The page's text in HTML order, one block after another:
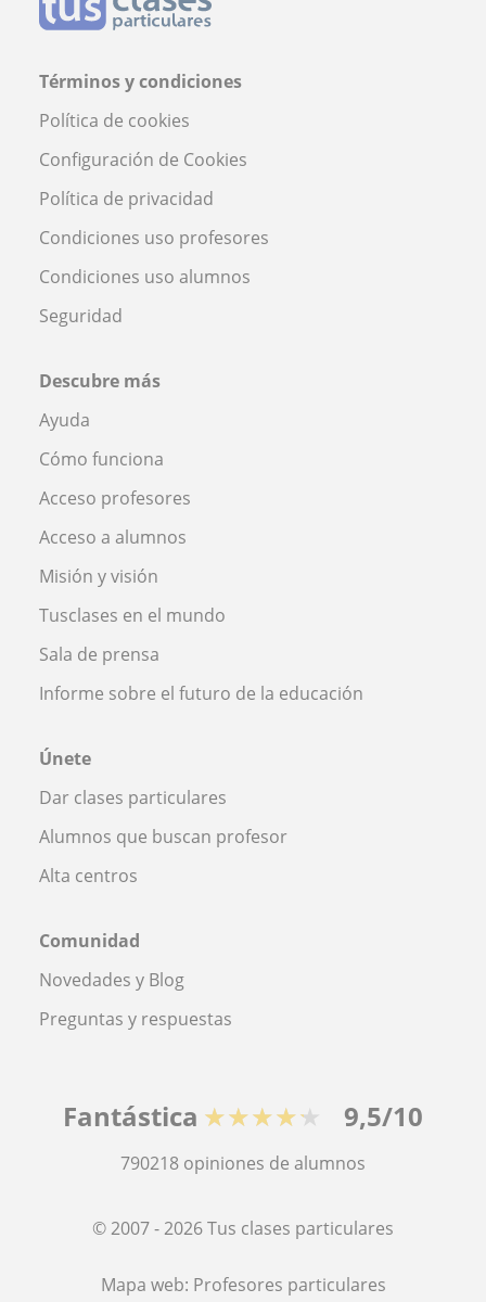
Términos y condiciones
Política de cookies
Configuración de Cookies
Política de privacidad
Condiciones uso profesores
Condiciones uso alumnos
Seguridad
Descubre más
Ayuda
Cómo funciona
Acceso profesores
Acceso a alumnos
Misión y visión
Tusclases en el mundo
Sala de prensa
Informe sobre el futuro de la educación
Únete
Dar clases particulares
Alumnos que buscan profesor
Alta centros
Comunidad
Novedades y Blog
Preguntas y respuestas
Fantástica ★★★★★ 9,5/10
790218 opiniones de alumnos
© 2007 - 2026 Tus clases particulares
Mapa web: Profesores particulares